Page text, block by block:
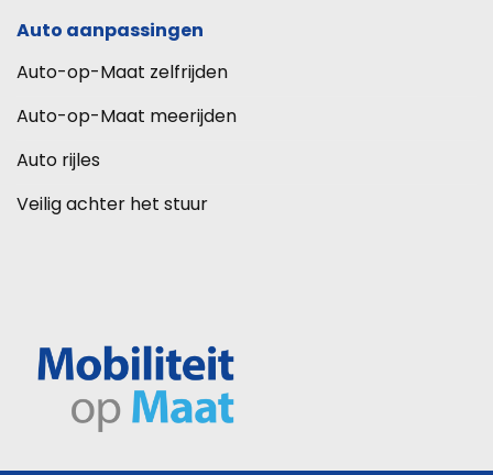
Auto aanpassingen
Auto-op-Maat zelfrijden
Auto-op-Maat meerijden
Auto rijles
Veilig achter het stuur